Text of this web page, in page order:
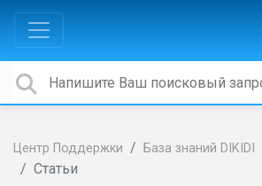
Центр Поддержки База знаний DIKIDI
Статьи